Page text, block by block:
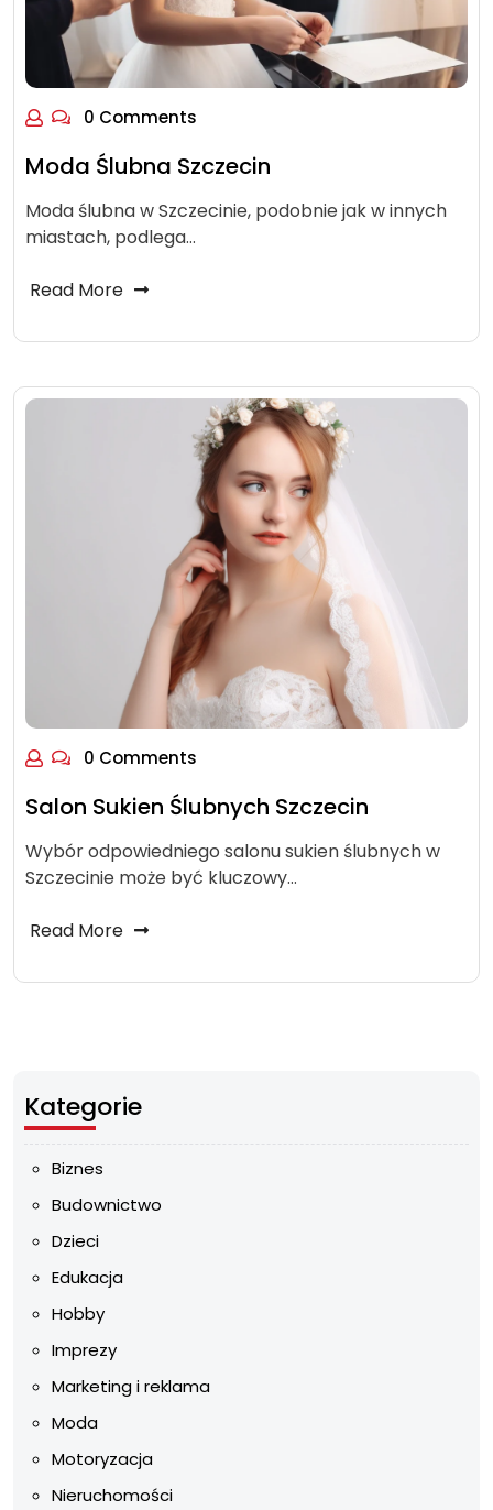
0 Comments
Moda Ślubna Szczecin
Moda ślubna w Szczecinie, podobnie jak w innych
miastach, podlega…
Read More
0 Comments
Salon Sukien Ślubnych Szczecin
Wybór odpowiedniego salonu sukien ślubnych w
Szczecinie może być kluczowy…
Read More
Kategorie
Biznes
Budownictwo
Dzieci
Edukacja
Hobby
Imprezy
Marketing i reklama
Moda
Motoryzacja
Nieruchomości